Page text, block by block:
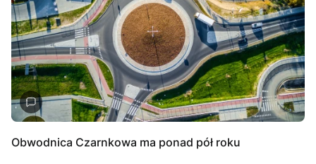
Obwodnica Czarnkowa ma ponad pół roku